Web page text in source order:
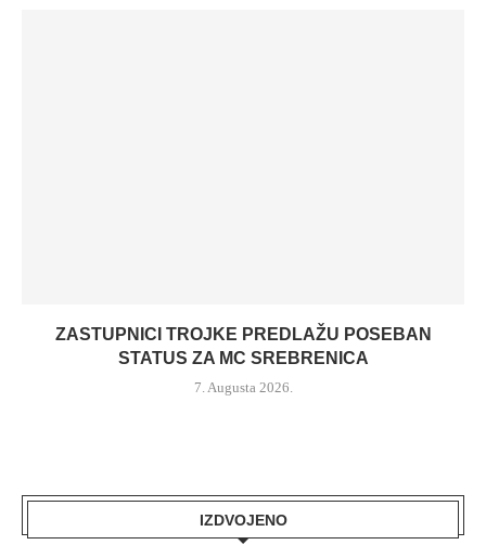
ZASTUPNICI TROJKE PREDLAŽU POSEBAN
STATUS ZA MC SREBRENICA
7. Augusta 2026.
IZDVOJENO